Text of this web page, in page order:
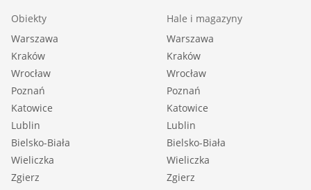
Obiekty
Warszawa
Kraków
Wrocław
Poznań
Katowice
Lublin
Bielsko-Biała
Wieliczka
Zgierz
Hale i magazyny
Warszawa
Kraków
Wrocław
Poznań
Katowice
Lublin
Bielsko-Biała
Wieliczka
Zgierz